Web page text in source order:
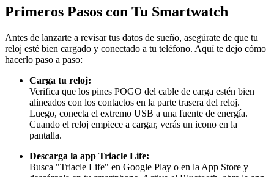
Primeros Pasos con Tu Smartwatch
Antes de lanzarte a revisar tus datos de sueño, asegúrate de que tu
reloj esté bien cargado y conectado a tu teléfono. Aquí te dejo cómo
hacerlo paso a paso:
Carga tu reloj:
Verifica que los pines POGO del cable de carga estén bien
alineados con los contactos en la parte trasera del reloj.
Luego, conecta el extremo USB a una fuente de energía.
Cuando el reloj empiece a cargar, verás un icono en la
pantalla.
Descarga la app Triacle Life:
Busca "Triacle Life" en Google Play o en la App Store y